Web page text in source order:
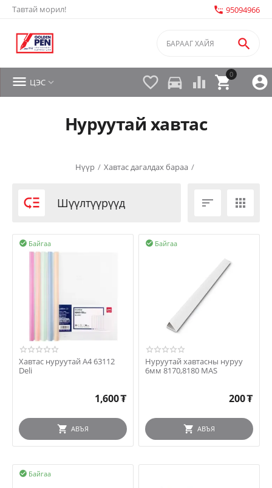
Тавтай морил! settings_phone 95094966


0

 directions_car 
 ЦЭС 
Нуруутай хавтас
Нүүр / Хавтас дагалдах бараа /
 Шүүлтүүрүүд  
Байгаа

Хавтас нуруутай A4 63112
Deli
1,600₮
АВЪЯ
Байгаа

Нуруутай хавтасны нуруу
6мм 8170,8180 MAS
200₮
АВЪЯ
Байгаа
